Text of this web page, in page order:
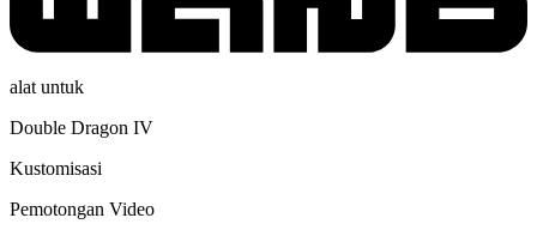
alat untuk
Double Dragon IV
Kustomisasi
Pemotongan Video